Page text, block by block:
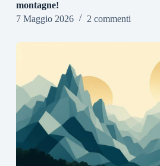
montagne!
7 Maggio 2026
2 commenti